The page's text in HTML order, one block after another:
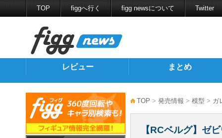
TOP figgへ行く figg newsについて Twitter
レビュー まとめ
TOP > 発売情報 > 模型 > ガ
【RCベルグ】ゼ